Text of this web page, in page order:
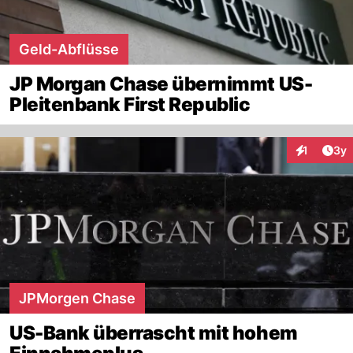
Geld-Abflüsse
JP Morgan Chase übernimmt US-
Pleitenbank First Republic
1 3y
JPMorgen Chase
US-Bank überrascht mit hohem